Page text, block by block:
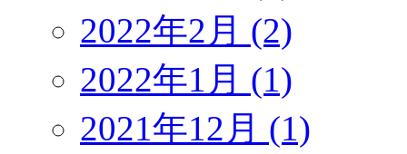
2022年2月 (2)
2022年1月 (1)
2021年12月 (1)